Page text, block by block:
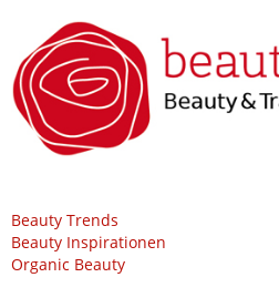
Beauty Trends
Beauty Inspirationen
Organic Beauty